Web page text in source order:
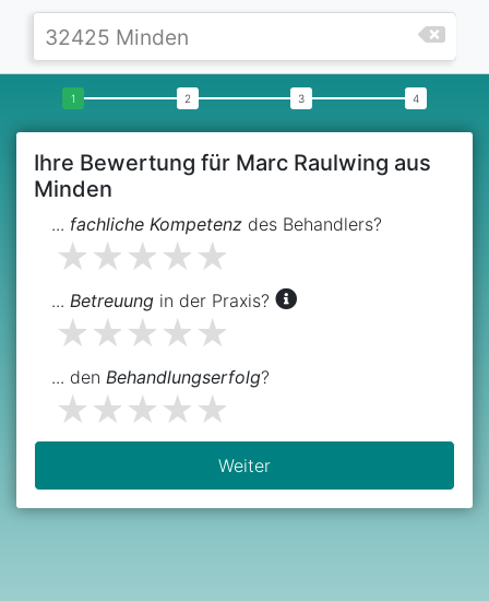
Ihre Bewertung für Marc Raulwing aus
Minden
... fachliche Kompetenz des Behandlers?
... Betreuung in der Praxis?
... den Behandlungserfolg?
Weiter